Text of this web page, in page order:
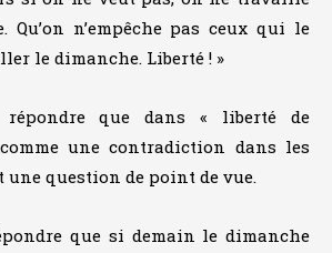
Qu’on n’empêche pas ceux qui le
le dimanche. Liberté ! »
que dans « liberté de
une contradiction dans les
une question de point de vue.
que si demain le dimanche